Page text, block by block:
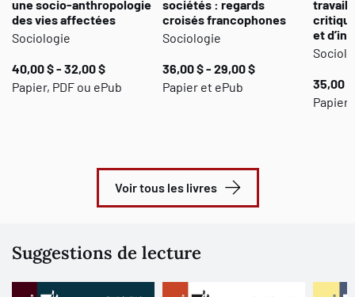
une socio-anthropologie
des vies affectées
Sociologie
40,00 $ - 32,00 $
Papier, PDF ou ePub
sociétés : regards
croisés francophones
Sociologie
36,00 $ - 29,00 $
Papier et ePub
travail
et
35,00
Papier,
Voir tous les livres
Suggestions de lecture